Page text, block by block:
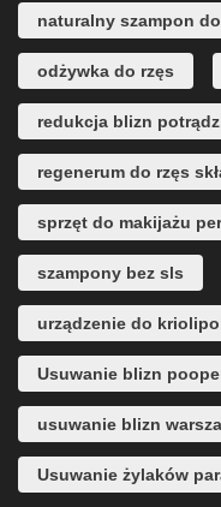
naturalny szampon
odżywka do rzęs
redukcja blizn
regenerum do rzęs
sprzęt do makijażu
szampony bez sls
urządzenie do
Usuwanie blizn
usuwanie blizn
Usuwanie żylaków